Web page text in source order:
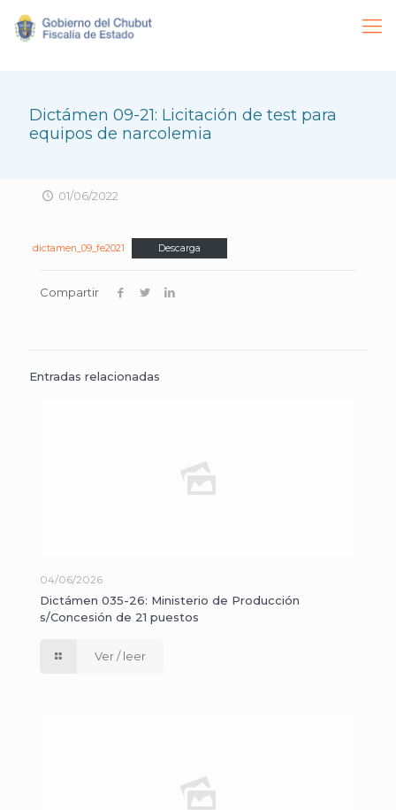
Dictámen 09-21: Licitación de test para
equipos de narcolemia
01/06/2022
dictamen_09_fe2021 Descarga
Compartir
Entradas relacionadas
04/06/2026
Dictámen 035-26: Ministerio de Producción
s/Concesión de 21 puestos
Ver / leer